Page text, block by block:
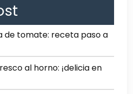
de tomate: receta paso a
al horno: ¡delicia en